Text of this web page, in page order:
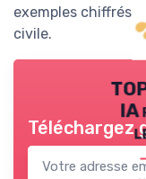
exemples chiffrés
civile.
IA
Téléchargez